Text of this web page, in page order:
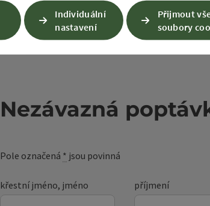
Nezávazná
Pole označená * jsou povinná
křestní jméno, jméno příjmení
Individuální
nastavení
Přijmout
soubory